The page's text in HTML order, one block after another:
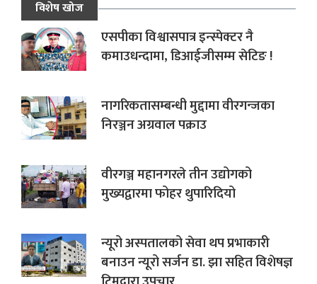
विशेष खोज
एसपीका विश्वासपात्र इन्स्पेक्टर नै
कमाउधन्दामा, डिआईजीसम्म सेटिङ !
नागरिकतासम्बन्धी मुद्दामा वीरगन्जका
निरञ्जन अग्रवाल पक्राउ
वीरगञ्ज महानगरले तीन उद्योगको
मुख्यद्वारमा फोहर थुपारिदियो
न्यूरो अस्पतालको सेवा थप प्रभाकारी
बनाउन न्यूरो सर्जन डा. झा सहित विशेषज्ञ